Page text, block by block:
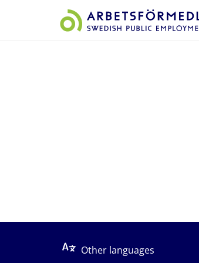
Other languages